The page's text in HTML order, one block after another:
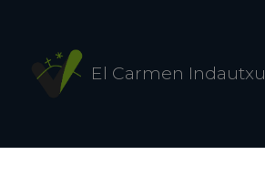
El Carmen Indautxu